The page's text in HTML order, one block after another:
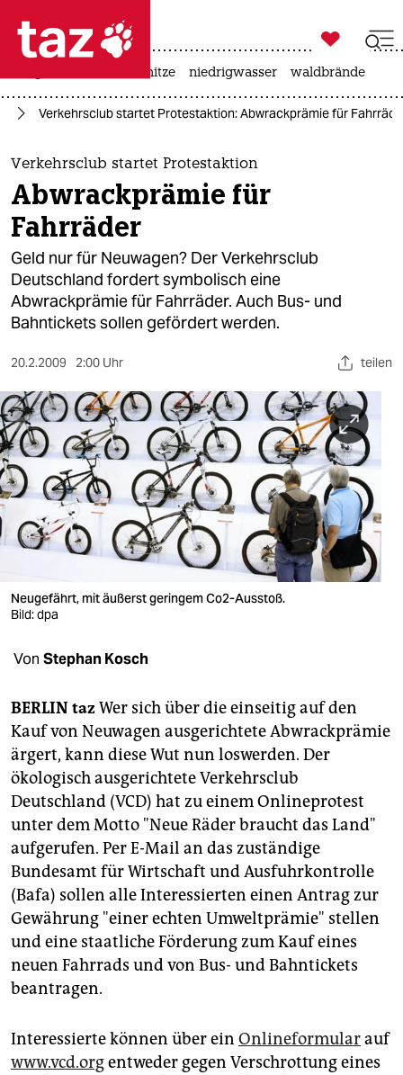
 taz zahl ich
taz zahl ich
themen
politik
öko
gesellschaft
kultur
sport
berlin
nord
wahrheit
verlag
veranstaltungen
fragen & hilfe
unterstützen
abo
genossenschaft
epaper login

taz zahl ich
hitze niedrigwasser waldbrände
Verkehrsclub startet Protestaktion: Abwrackprämie für
Verkehrsclub startet Protestaktion
Abwrackprämie für
Fahrräder
Geld nur für Neuwagen? Der Verkehrsclub
Deutschland fordert symbolisch eine
Abwrackprämie für Fahrräder. Auch Bus- und
Bahntickets sollen gefördert werden.
20.2.2009 2:00 Uhr teilen
Neugefährt, mit äußerst geringem Co2-Ausstoß.
Bild: dpa
Von Stephan Kosch
BERLIN taz Wer sich über die einseitig auf den
Kauf von Neuwagen ausgerichtete Abwrackprämie
ärgert, kann diese Wut nun loswerden. Der
ökologisch ausgerichtete Verkehrsclub
Deutschland (VCD) hat zu einem Onlineprotest
unter dem Motto "Neue Räder braucht das Land"
aufgerufen. Per E-Mail an das zuständige
Bundesamt für Wirtschaft und Ausfuhrkontrolle
(Bafa) sollen alle Interessierten einen Antrag zur
Gewährung "einer echten Umweltprämie" stellen
und eine staatliche Förderung zum Kauf eines
neuen Fahrrads und von Bus- und Bahntickets
beantragen.
Interessierte können über ein Onlineformularauf
www.vcd.orgentweder gegen Verschrottung eines